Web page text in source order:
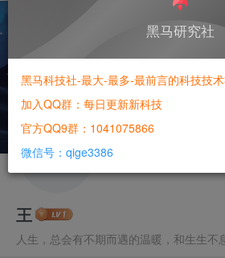
王
人生，总会有不期而遇的温暖，和生生不
黑马研究社
黑马科技社-最大-最多-最前言的科技技
加入QQ群：每日更新新科技
官方QQ9群：1041075866
微信号：qige3386